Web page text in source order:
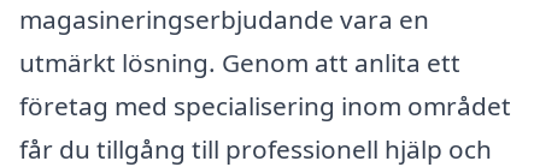
magasineringserbjudande vara en
utmärkt lösning. Genom att anlita ett
företag med specialisering inom området
får du tillgång till professionell hjälp och